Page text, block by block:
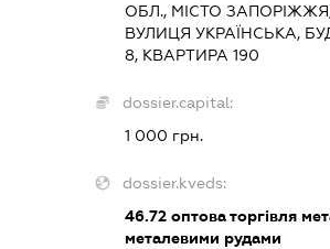
ОБЛ., МІСТО
ВУЛИЦЯ УКРАЇНСЬКА,
8, КВАРТИРА 190
dossier.capital:
1 000 грн.
dossier.kveds:
46.72 оптова торгівля
металевими рудами